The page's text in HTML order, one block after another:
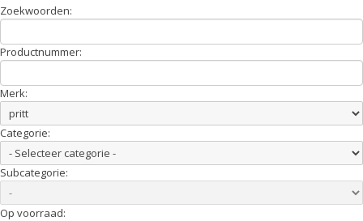
Zoekwoorden:
Productnummer:
Merk:
Categorie:
Subcategorie:
Op voorraad: